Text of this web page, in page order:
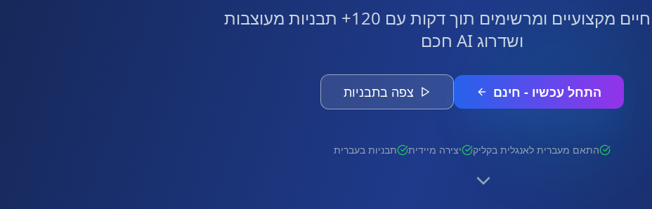
צור קורות חיים מקצועיים ומרשימים תוך דקות עם 120+ תבניות מעוצבות
ושדרוג AI חכם
התחל עכשיו - חינם צפה בתבניות
התאם מעברית לאנגלית בקליק יצירה מיידית תבניות בעברית